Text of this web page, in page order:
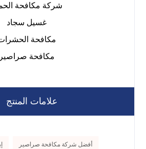
شركة مكافحة
غسيل سجاد
مكافحة
مكافحة صراصير
علامات المنتج
أفضل شركة مكافحة صراصير